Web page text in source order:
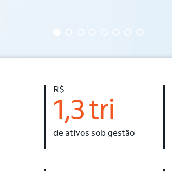
R$
1,3 tri
de ativos sob gestão